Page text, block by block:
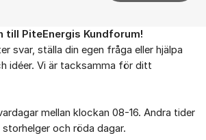
till PiteEnergis Kundforum!
svar, ställa din egen fråga eller hjälpa
idéer. Vi är tacksamma för ditt
mellan klockan 08-16. Andra tider
och röda dagar.